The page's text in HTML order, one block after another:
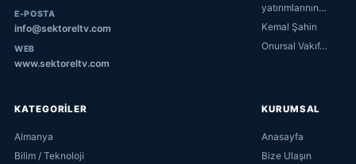
E-POSTA
info@sektoreltv.com
WEB
www.sektoreltv.com
yatırımlarının…
Kemal Şahin
Onursal Vakıf…
KATEGORİLER
Almanya
Bilim / Teknoloji
KURUMSAL
Anasayfa
Bize Ulaşın